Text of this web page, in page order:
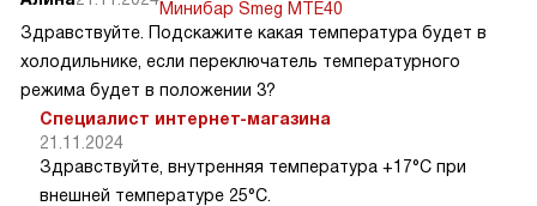
Минибар Smeg MTE40
Здравствуйте. Подскажите какая температура будет в
холодильнике, если переключатель температурного
режима будет в положении 3?
Специалист интернет-магазина
21.11.2024
Здравствуйте, внутренняя температура +17°C при
внешней температуре 25°C.